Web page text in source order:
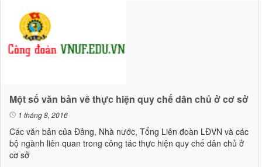
Một số văn bản về thực hiện quy chế dân chủ ở cơ sở
1 tháng 8, 2016
Các văn bản của Đảng, Nhà nước, Tổng Liên đoàn LĐVN và các
bộ ngành liên quan trong công tác thực hiện quy chế dân chủ ở
cơ sở